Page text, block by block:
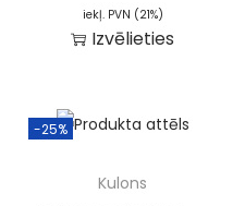
iekļ. PVN (21%)
Izvēlieties
-25%
Kulons